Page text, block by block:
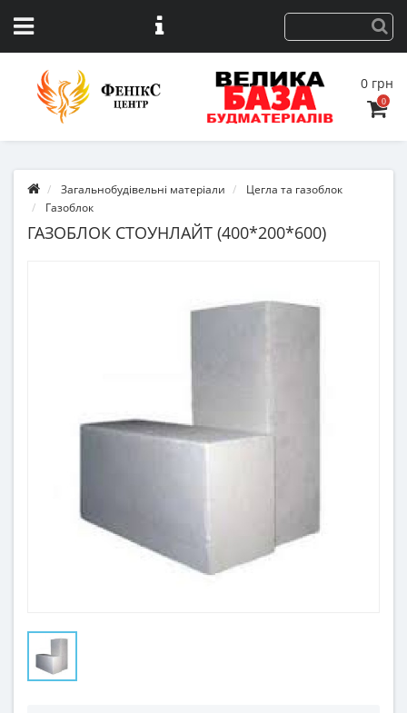
0 грн
0
Загальнобудівельні матеріали
Цегла та газоблок
Газоблок
ГАЗОБЛОК СТОУНЛАЙТ (400*200*600)